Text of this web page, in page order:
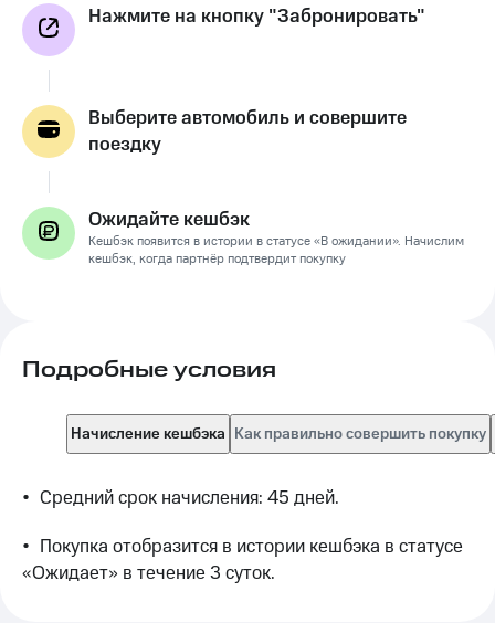
Нажмите на кнопку "Забронировать"
Выберите автомобиль и совершите
поездку
Ожидайте кешбэк
Кешбэк появится в истории в статусе «В ожидании». Начислим
кешбэк, когда партнёр подтвердит покупку
Подробные условия
Начисление кешбэка Как правильно совершить покупку
•	Средний срок начисления: 45 дней.
•	Покупка отобразится в истории кешбэка в статусе
«Ожидает» в течение 3 суток.